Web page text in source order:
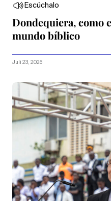
Escúchalo
Dondequiera, como
mundo bíblico
Juli 23, 2026